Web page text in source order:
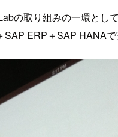
の取り組みの一環と
ERP＋SAP HANAで